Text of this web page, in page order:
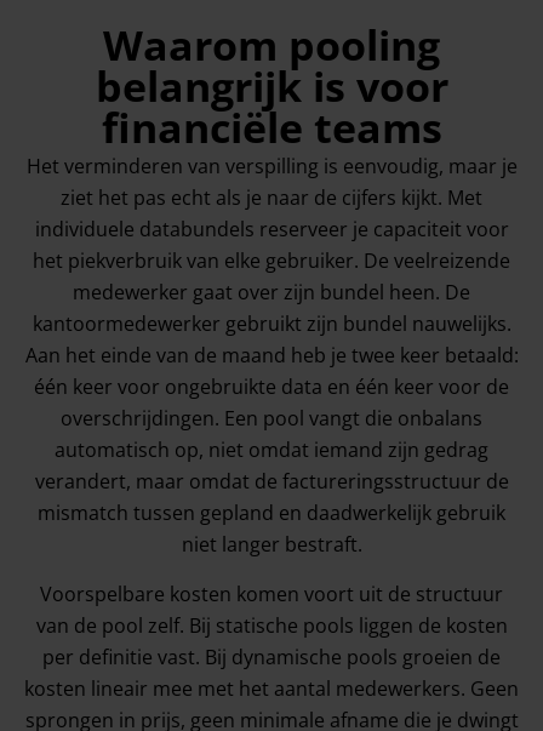
Waarom pooling
belangrijk is voor
financiële teams
Het verminderen van verspilling is eenvoudig, maar je
ziet het pas echt als je naar de cijfers kijkt. Met
individuele databundels reserveer je capaciteit voor
het piekverbruik van elke gebruiker. De veelreizende
medewerker gaat over zijn bundel heen. De
kantoormedewerker gebruikt zijn bundel nauwelijks.
Aan het einde van de maand heb je twee keer betaald:
één keer voor ongebruikte data en één keer voor de
overschrijdingen. Een pool vangt die onbalans
automatisch op, niet omdat iemand zijn gedrag
verandert, maar omdat de factureringsstructuur de
mismatch tussen gepland en daadwerkelijk gebruik
niet langer bestraft.
Voorspelbare kosten komen voort uit de structuur
van de pool zelf. Bij statische pools liggen de kosten
per definitie vast. Bij dynamische pools groeien de
kosten lineair mee met het aantal medewerkers. Geen
sprongen in prijs, geen minimale afname die je dwingt